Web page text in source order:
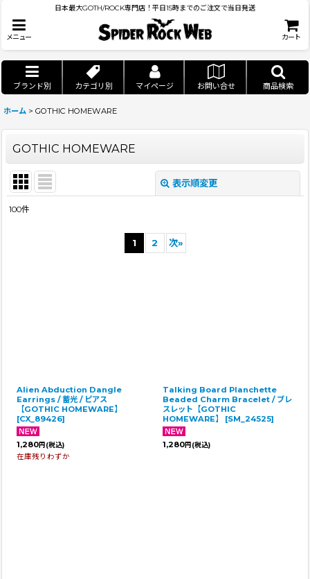
日本最大GOTH/ROCK専門店！平日15時までのご注文で当日発送
メニュー カート
ブランド別 カテゴリ別 マイページ お問い合せ 商品検索
ホーム > GOTHIC HOMEWARE
GOTHIC HOMEWARE
表示順変更
100件
1 2 次»
Alien Abduction Dangle
Earrings / 蓄光 / ピアス
【GOTHIC HOMEWARE】
[CX_89426]
1,280円 (税込)
在庫残りわずか
Talking Board Planchette
Beaded Charm Bracelet / ブレ
スレット【GOTHIC
HOMEWARE】
[SM_24525]
1,280円 (税込)